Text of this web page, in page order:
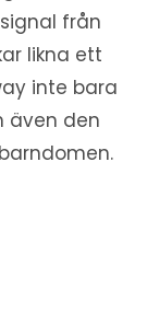
från
likna ett
inte bara
även den